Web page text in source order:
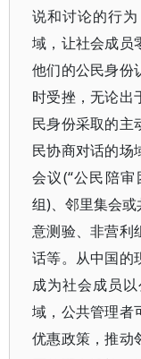
说和讨论的行
域，让社会成员
他们的公民身份
时受挫，无论出
民身份采取的主
民协商对话的场
会议(“公民陪审
组)、邻里集会
意测验、非营利
话等。从中国的
成为社会成员
域，公共管理者
优惠政策，推动